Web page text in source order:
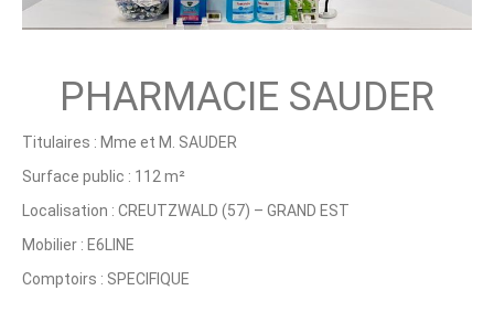
PHARMACIE SAUDER
Titulaires : Mme et M. SAUDER
Surface public : 112 m²
Localisation : CREUTZWALD (57) – GRAND EST
Mobilier : E6LINE
Comptoirs : SPECIFIQUE